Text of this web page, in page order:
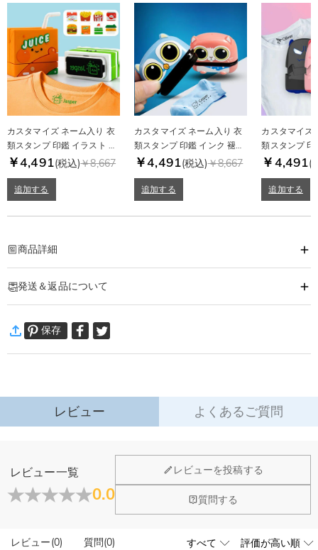
カスタマイズ ネーム入り 衣
類スタンプ 印鑑 イラスト か
わいい クリエイティブ キッ
￥4,491(税込)￥8,667
追加する
カスタマイズ ネーム入り 衣
類スタンプ 印鑑 インク 褪せ
ないスタンプ 新学期 ギフト
￥4,491(税込)￥8,667
追加する
カスタマイズ
類スタンプ
ザイン おもち
￥4,491(
追加する
商品詳細
普段使いはもちろん、記念日やイベント用のプレゼントなどにオリジナルのカ
スタマイズスウェットはいかがでしょうか。
名前、写真、メッセージなどを入れるオリジナルキッズスウェットが登場で
す！
幼児にも優しい素材で、兄弟、姉妹と友達はおそろいの思い出服として着用で
100％綿
袖丈:長袖
発送＆返品について
万一、ご注文商品にご満足いただけない場合は、商品が到着後60日
保存
レビュー よくあるご質問
レビュー一覧
0.0
レビューを投稿する
質問する
レビュー(0) 質問(0)